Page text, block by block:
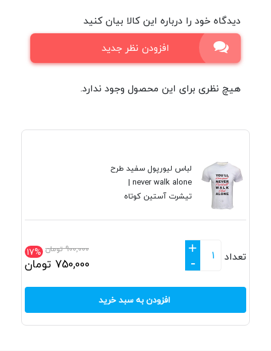
دیدگاه خود را درباره این کالا بیان کنید
افزودن نظر جدید
هیچ نظری برای این محصول وجود ندارد.
لباس لیورپول سفید طرح
never walk alone |
تیشرت آستین کوتاه
17% 900,000تومان
750,000 تومان تعداد
+
-
افزودن به سبد خرید